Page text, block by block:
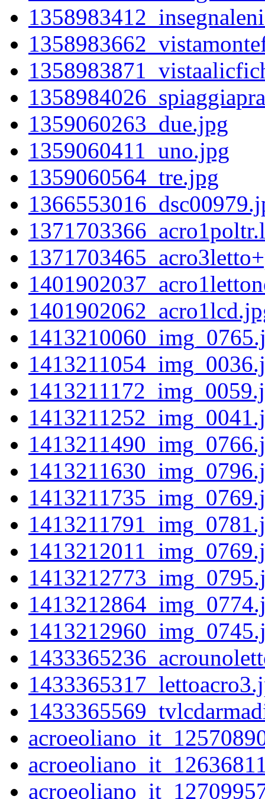
1359060263_due.jpg
1359060411_uno.jpg
1359060564_tre.jpg